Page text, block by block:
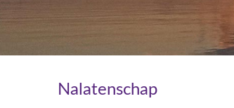
Nalatenschap